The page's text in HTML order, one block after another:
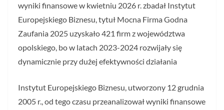
wyniki finansowe w kwietniu 2026 r. zbadał Instytut
Europejskiego Biznesu, tytuł Mocna Firma Godna
Zaufania 2025 uzyskało 421 firm z województwa
opolskiego, bo w latach 2023-2024 rozwijały się
dynamicznie przy dużej efektywności działania
Instytut Europejskiego Biznesu, utworzony 12 grudnia
2005 r., od tego czasu przeanalizował wyniki finansowe